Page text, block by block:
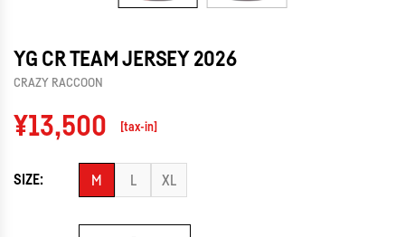
YG CR TEAM JERSEY 2026
CRAZY RACCOON
Regular
price
¥13,500 [tax-in]
SIZE: M L XL